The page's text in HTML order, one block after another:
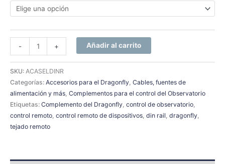
- + Añadir al carrito
SKU: ACASELDINR
Categorías: Accesorios para el Dragonfly Cables, fuentes de
alimentación y más Complementos para el control del Observatorio
Etiquetas: Complemento del Dragonfly control de observatorio
control remoto control remoto de dispositivos din rail dragonfly
tejado remoto